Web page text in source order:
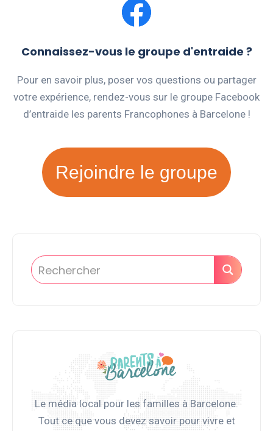
Connaissez-vous le groupe d'entraide ?
Pour en savoir plus, poser vos questions ou partager
votre expérience, rendez-vous sur le groupe Facebook
d’entraide les parents Francophones à Barcelone !
Rejoindre le groupe
Le média local pour les familles à Barcelone.
Tout ce que vous devez savoir pour vivre et